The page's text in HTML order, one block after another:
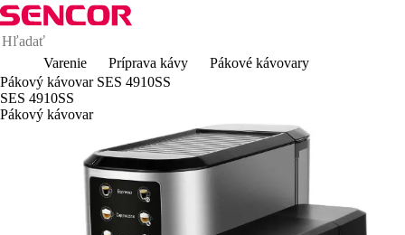
Varenie Príprava kávy
Pákové kávovary
Pákový kávovar SES 4910SS
SES 4910SS
Pákový kávovar